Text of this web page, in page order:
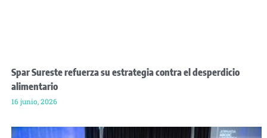
Spar Sureste refuerza su estrategia contra el desperdicio
alimentario
16 junio, 2026